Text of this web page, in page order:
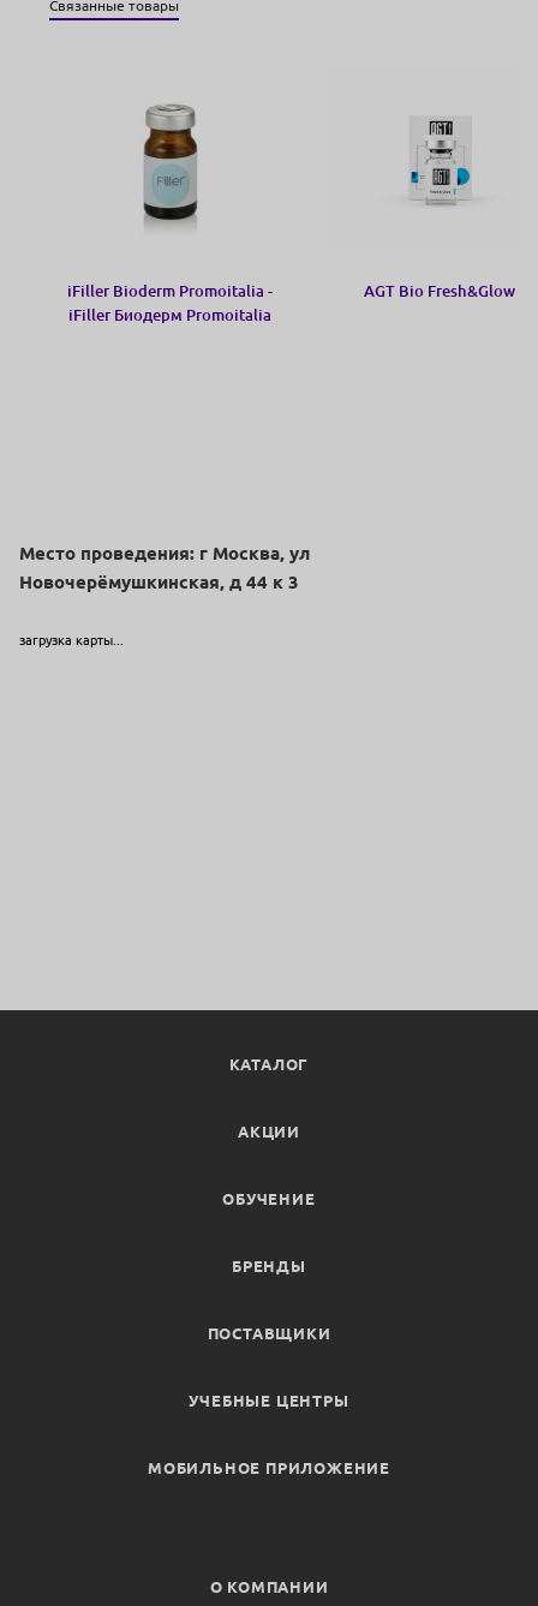
Связанные товары
iFiller Bioderm Promoitalia -
iFiller Биодерм Promoitalia
AGT Bio Fresh&Glow
Место проведения: г Москва, ул
Новочерёмушкинская, д 44 к 3
загрузка карты...
КАТАЛОГ
АКЦИИ
ОБУЧЕНИЕ
БРЕНДЫ
ПОСТАВЩИКИ
УЧЕБНЫЕ ЦЕНТРЫ
МОБИЛЬНОЕ ПРИЛОЖЕНИЕ
О КОМПАНИИ